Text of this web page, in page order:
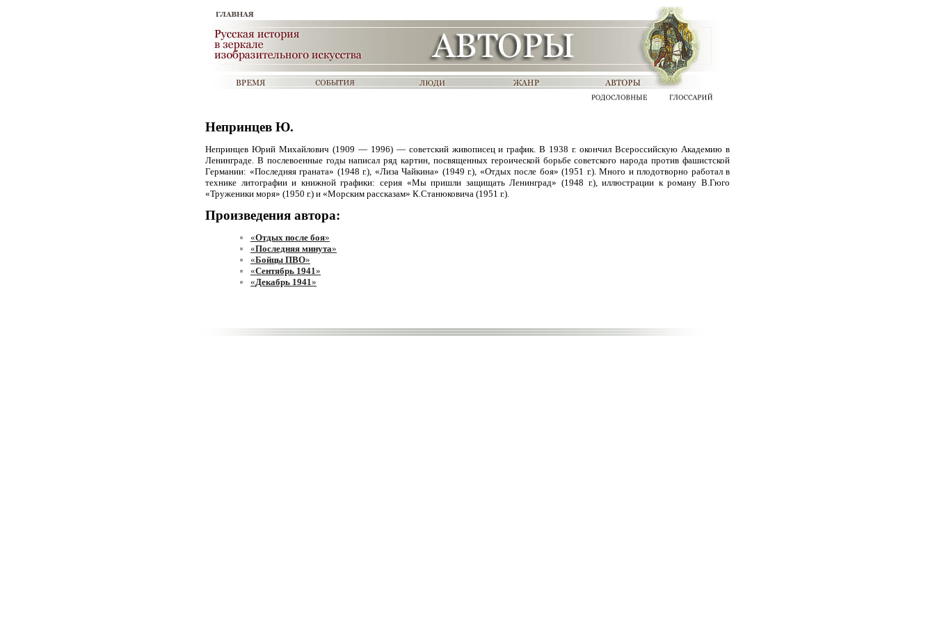
Непринцев Ю.
Непринцев Юрий Михайлович (1909 — 1996) — советский живописец и график. В 1938 г. окончил Всероссийскую Академию в
Ленинграде. В послевоенные годы написал ряд картин, посвященных героической борьбе советского народа против фашистской
Германии: «Последняя граната» (1948 г.), «Лиза Чайкина» (1949 г.), «Отдых после боя» (1951 г.). Много и плодотворно работал в
технике литографии и книжной графики: серия «Мы пришли защищать Ленинград» (1948 г.), иллюстрации к роману В.Гюго
«Труженики моря» (1950 г.) и «Морским рассказам» К.Станюковича (1951 г.).
Произведения автора:
«Отдых после боя»
«Последняя минута»
«Бойцы ПВО»
«Сентябрь 1941»
«Декабрь 1941»